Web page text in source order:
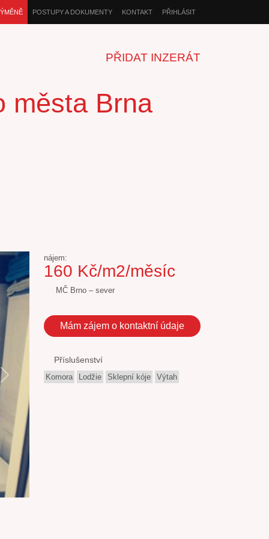
POSTUPY A DOKUMENTY KONTAKT PŘIHLÁSIT
PŘIDAT INZERÁT
města Brna
Next
nájem:
160 Kč/m2/měsíc
MČ Brno – sever
Mám zájem o kontaktní údaje
Příslušenství
Komora Lodžie Sklepní kóje Výtah